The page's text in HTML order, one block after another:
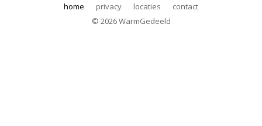
home privacy locaties
contact
© 2026 WarmGedeeld